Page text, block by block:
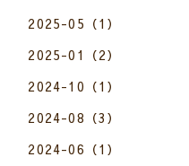
2025-05（1）
2025-01（2）
2024-10（1）
2024-08（3）
2024-06（1）